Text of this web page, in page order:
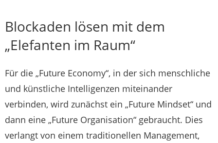
Blockaden lösen mit dem
„Elefanten im Raum“
Für die „Future Economy“, in der sich menschliche
und künstliche Intelligenzen miteinander
verbinden, wird zunächst ein „Future Mindset“ und
dann eine „Future Organisation“ gebraucht. Dies
verlangt von einem traditionellen Management,